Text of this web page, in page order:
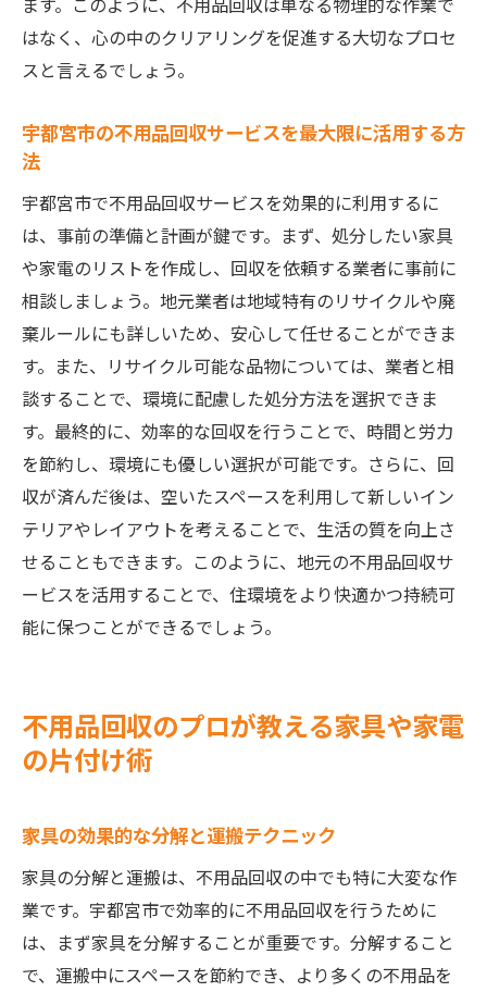
不用品回収をきっかけに始めるエコライフ
回収後の生活改善で得られる幸福感
生活空間に広がる新しい可能性の発見
はなく、心の中のクリアリングを促進する大切なプロセ
スと言えるでしょう。
宇都宮市の不用品回収サービスを最大限に活用する方
法
宇都宮市で不用品回収サービスを効果的に利用するに
は、事前の準備と計画が鍵です。まず、処分したい家具
や家電のリストを作成し、回収を依頼する業者に事前に
相談しましょう。地元業者は地域特有のリサイクルや廃
棄ルールにも詳しいため、安心して任せることができま
す。また、リサイクル可能な品物については、業者と相
談することで、環境に配慮した処分方法を選択できま
す。最終的に、効率的な回収を行うことで、時間と労力
を節約し、環境にも優しい選択が可能です。さらに、回
収が済んだ後は、空いたスペースを利用して新しいイン
テリアやレイアウトを考えることで、生活の質を向上さ
せることもできます。このように、地元の不用品回収サ
ービスを活用することで、住環境をより快適かつ持続可
能に保つことができるでしょう。
不用品回収のプロが教える家具や家電
の片付け術
家具の効果的な分解と運搬テクニック
家具の分解と運搬は、不用品回収の中でも特に大変な作
業です。宇都宮市で効率的に不用品回収を行うために
は、まず家具を分解することが重要です。分解すること
で、運搬中にスペースを節約でき、より多くの不用品を